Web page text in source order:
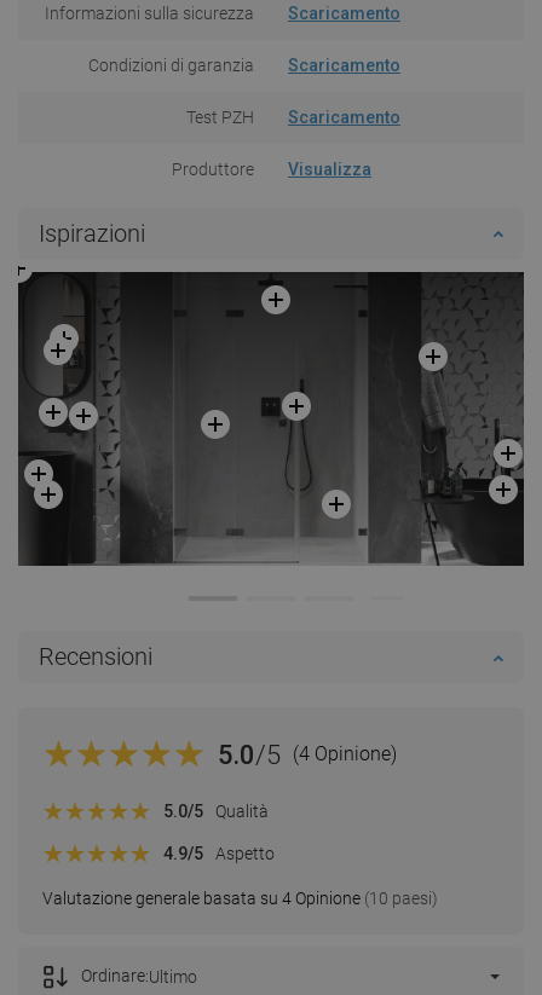
Informazioni sulla sicurezza Scaricamento
Condizioni di garanzia Scaricamento
Test PZH Scaricamento
Produttore Visualizza
Ispirazioni
Recensioni
5.0/5 (4 Opinione)
Valutazione generale basata su 4 Opinione (10 paesi)
5.0/5 Qualità
4.9/5 Aspetto
Ordinare:Ultimo